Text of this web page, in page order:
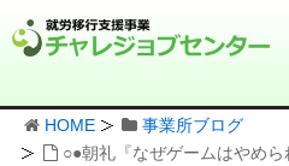
HOME
事業所ブログ
○●朝礼『なぜゲームはやめ